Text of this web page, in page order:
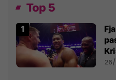
Top 5